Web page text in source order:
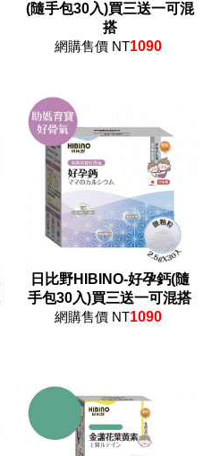
(隨手包30入)買三送一可混
搭
網購售價 NT1090
日比野HIBINO-好孕鈣(隨
手包30入)買三送一可混搭
網購售價 NT1090